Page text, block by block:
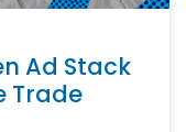
Ad Stack
Trade